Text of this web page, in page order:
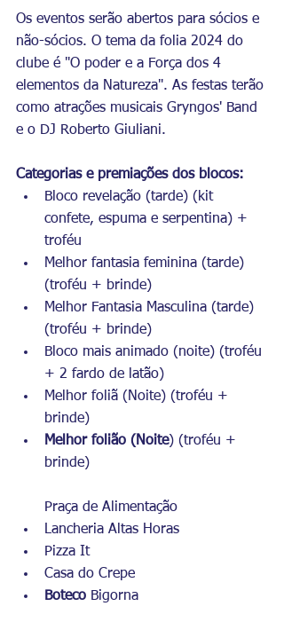
Os eventos serão abertos para sócios e
não-sócios. O tema da folia 2024 do
clube é "O poder e a Força dos 4
elementos da Natureza". As festas terão
como atrações musicais Gryngos' Band
e o DJ Roberto Giuliani.
Categorias e premiações dos blocos:
Bloco revelação (tarde) (kit
confete, espuma e serpentina) +
troféu
Melhor fantasia feminina (tarde)
(troféu + brinde)
Melhor Fantasia Masculina (tarde)
(troféu + brinde)
Bloco mais animado (noite) (troféu
+ 2 fardo de latão)
Melhor foliã (Noite) (troféu +
brinde)
Melhor folião (Noite) (troféu +
brinde)
Praça de Alimentação
Lancheria Altas Horas
Pizza It
Casa do Crepe
Boteco Bigorna